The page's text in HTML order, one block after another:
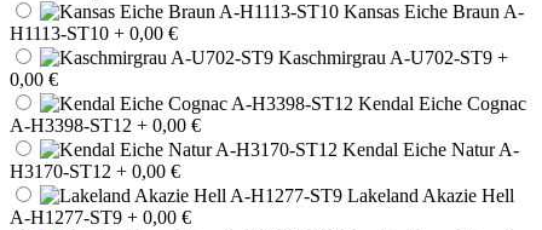
Kansas Eiche Braun A-
H1113-ST10 + 0,00 €
Kaschmirgrau A-U702-ST9 +
0,00 €
Kendal Eiche Cognac
A-H3398-ST12 + 0,00 €
Kendal Eiche Natur A-
H3170-ST12 + 0,00 €
Lakeland Akazie Hell
A-H1277-ST9 + 0,00 €